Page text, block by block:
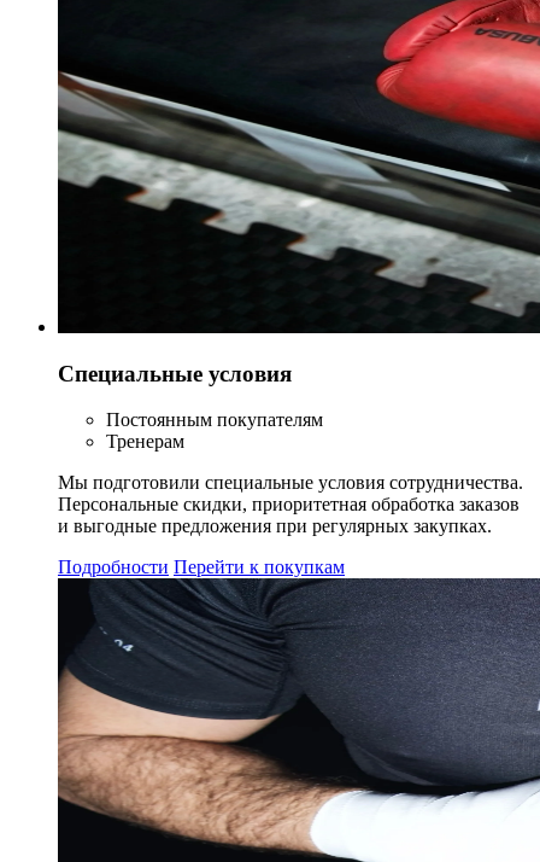
Специальные условия
Постоянным покупателям
Тренерам
Мы подготовили специальные условия сотрудничества.
Персональные скидки, приоритетная обработка заказов
и выгодные предложения при регулярных закупках.
Подробности Перейти к покупкам